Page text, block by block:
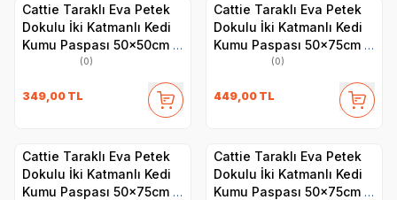
Cattie Taraklı Eva Petek
Dokulu İki Katmanlı Kedi
Kumu Paspası 50x50cm -
(0)
349,00 TL
Cattie Taraklı Eva Petek
Dokulu İki Katmanlı Kedi
Kumu Paspası 50x75cm -
(0)
449,00 TL
Cattie Taraklı Eva Petek
Dokulu İki Katmanlı Kedi
Kumu Paspası 50x75cm -
Cattie Taraklı Eva Petek
Dokulu İki Katmanlı Kedi
Kumu Paspası 50x75cm -